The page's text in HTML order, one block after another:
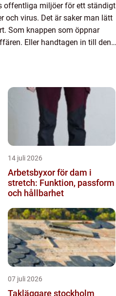
offentliga miljöer för ett ständigt
och virus. Det är saker man lätt
Som knappen som öppnar
Eller handtagen in till den
14 juli 2026
Arbetsbyxor för dam i
stretch: Funktion, passform
och hållbarhet
07 juli 2026
Takläggare stockholm